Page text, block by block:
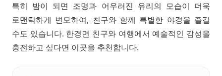
특히 밤이 되면 조명과 어우러진 유리의 모습이 더욱
로맨틱하게 변모하여, 친구와 함께 특별한 야경을 즐길
수도 있습니다. 한경면 친구와 여행에서 예술적인 감성을
충전하고 싶다면 이곳을 추천합니다.